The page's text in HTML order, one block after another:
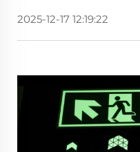
2025-12-17 12:19:22